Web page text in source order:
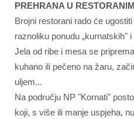
PREHRANA U
Brojni restorani rado će
raznoliku ponudu „kurnatskih"
Jela od ribe i mesa se
kuhano ili pečeno na žaru,
uljem...
Na području NP "Kornati"
koji, s više ili manje uspjeha,